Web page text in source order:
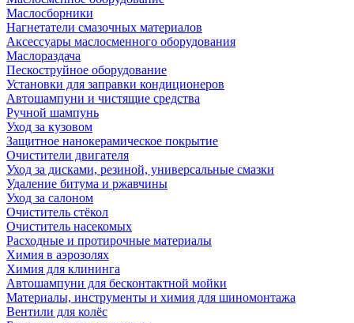
Маслосборники
Нагнетатели смазочных материалов
Аксессуары маслосменного оборудования
Маслораздача
Пескоструйное оборудование
Установки для заправки кондиционеров
Автошампуни и чистящие средства
Ручной шампунь
Уход за кузовом
Защитное нанокерамическое покрытие
Очистители двигателя
Уход за дисками, резиной, универсальные смазки
Удаление битума и ржавчины
Уход за салоном
Очиститель стёкол
Очиститель насекомых
Расходные и протирочные материалы
Химия в аэрозолях
Химия для клининга
Автошампуни для бесконтактной мойки
Материалы, инструменты и химия для шиномонтажа
Вентили для колёс